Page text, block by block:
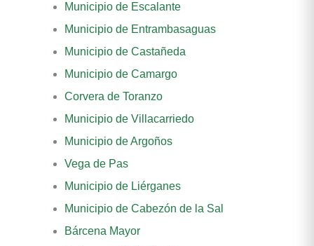
Municipio de Escalante
Municipio de Entrambasaguas
Municipio de Castañeda
Municipio de Camargo
Corvera de Toranzo
Municipio de Villacarriedo
Municipio de Argoños
Vega de Pas
Municipio de Liérganes
Municipio de Cabezón de la Sal
Bárcena Mayor